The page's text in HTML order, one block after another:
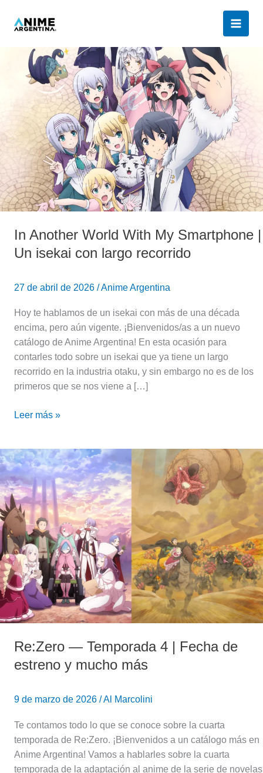
In Another World With My Smartphone |
Un isekai con largo recorrido
27 de abril de 2026 /Anime Argentina
Hoy te hablamos de un isekai con más de una década
encima, pero aún vigente. ¡Bienvenidos/as a un nuevo
catálogo de Anime Argentina! En esta ocasión para
contarles todo sobre un isekai que ya tiene un largo
recorrido en la industria otaku, y sin embargo no es de los
primeros que se nos viene a […]
Another
World
Smartphone
isekai
con
largo
Leer más »
Re:Zero — Temporada 4 | Fecha de
estreno y mucho más
9 de marzo de 2026 /Al Marcolini
Te contamos todo lo que se conoce sobre la cuarta
temporada de Re:Zero. ¡Bienvenidos a un catálogo más en
Anime Argentina! Vamos a hablarles sobre la cuarta
temporada de la adaptación al anime de la serie de novelas
Re:Zero
—
Temporada
4
|
Fecha
de
estreno
y
mucho
más